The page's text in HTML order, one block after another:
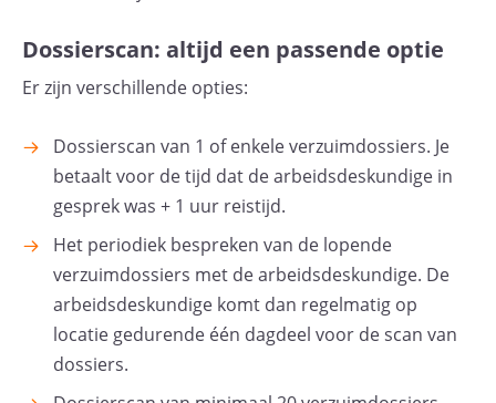
Dossierscan: altijd een passende optie
Er zijn verschillende opties:
Dossierscan van 1 of enkele verzuimdossiers. Je
betaalt voor de tijd dat de arbeidsdeskundige in
gesprek was + 1 uur reistijd.
Het periodiek bespreken van de lopende
verzuimdossiers met de arbeidsdeskundige. De
arbeidsdeskundige komt dan regelmatig op
locatie gedurende één dagdeel voor de scan van
dossiers.